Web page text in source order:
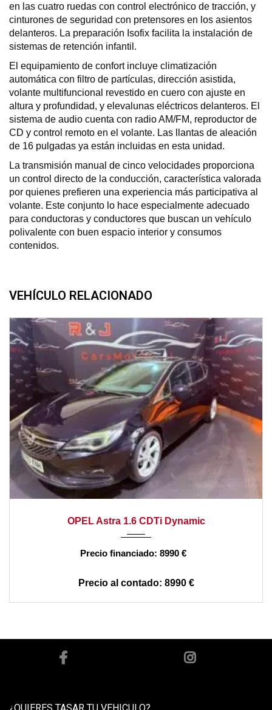
en las cuatro ruedas con control electrónico de tracción, y
cinturones de seguridad con pretensores en los asientos
delanteros. La preparación Isofix facilita la instalación de
sistemas de retención infantil.
El equipamiento de confort incluye climatización
automática con filtro de partículas, dirección asistida,
volante multifuncional revestido en cuero con ajuste en
altura y profundidad, y elevalunas eléctricos delanteros. El
sistema de audio cuenta con radio AM/FM, reproductor de
CD y control remoto en el volante. Las llantas de aleación
de 16 pulgadas ya están incluidas en esta unidad.
La transmisión manual de cinco velocidades proporciona
un control directo de la conducción, característica valorada
por quienes prefieren una experiencia más participativa al
volante. Este conjunto lo hace especialmente adecuado
para conductoras y conductores que buscan un vehículo
polivalente con buen espacio interior y consumos
contenidos.
VEHÍCULO RELACIONADO
OPEL Astra 1.6 CDTi Dynamic
8990 €
8990 €